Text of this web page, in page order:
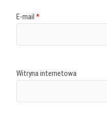
E-mail *
Witryna internetowa